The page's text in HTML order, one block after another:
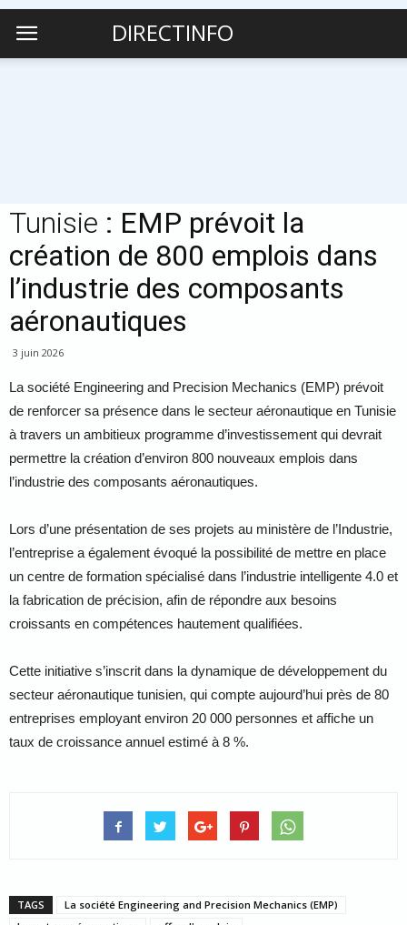
DIRECTINFO
Tunisie : EMP prévoit la
création de 800 emplois dans
l’industrie des composants
aéronautiques
3 juin 2026
La société Engineering and Precision Mechanics (EMP) prévoit
de renforcer sa présence dans le secteur aéronautique en Tunisie
à travers un ambitieux programme d’investissement qui devrait
permettre la création d’environ 800 nouveaux emplois dans
l’industrie des composants aéronautiques.
Lors d’une présentation de ses projets au ministère de l’Industrie,
l’entreprise a également évoqué la possibilité de mettre en place
un centre de formation spécialisé dans l’industrie intelligente 4.0 et
la fabrication de précision, afin de répondre aux besoins
croissants en compétences hautement qualifiées.
Cette initiative s’inscrit dans la dynamique de développement du
secteur aéronautique tunisien, qui compte aujourd’hui près de 80
entreprises employant environ 20 000 personnes et affiche un
taux de croissance annuel estimé à 8 %.
TAGS
La société Engineering and Precision Mechanics (EMP)